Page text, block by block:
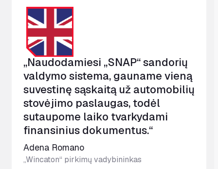
„Naudodamiesi „SNAP“ sandorių
valdymo sistema, gauname vieną
suvestinę sąskaitą už automobilių
stovėjimo paslaugas, todėl
sutaupome laiko tvarkydami
finansinius dokumentus.“
Adena Romano
„Wincaton“ pirkimų vadybininkas